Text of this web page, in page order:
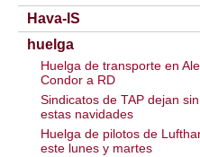
Hava-IS
huelga
Huelga de transporte en
Condor a RD
Sindicatos de TAP dejan
estas navidades
Huelga de pilotos de
este lunes y martes